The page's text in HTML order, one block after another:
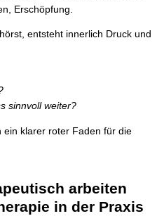
Erschöpfung.
entsteht innerlich Druck und
sinnvoll weiter?
klarer roter Faden für die
arbeiten
in der Praxis